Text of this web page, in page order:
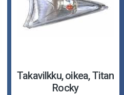
Takavilkku, oikea, Titan
Rocky